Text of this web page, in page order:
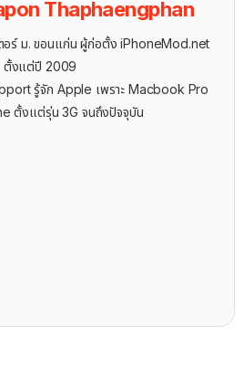
Thaphaengphan
อร์ ม. ขอนแก่น ผู้ก่อตั้ง iPhoneMod.net
ตั้งแต่ปี 2009
รู้จัก ​Apple เพราะ Macbook Pro
ตั้งแต่รุ่น 3G จนถึงปัจจุบัน